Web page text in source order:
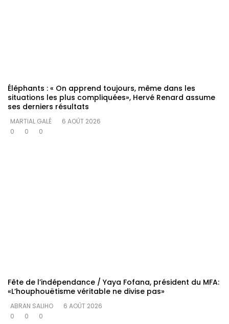
Éléphants : « On apprend toujours, même dans les
situations les plus compliquées», Hervé Renard assume
ses derniers résultats
MARTIAL GALÉ
6 AOÛT 2026
0
0 0
Fête de l’indépendance / Yaya Fofana, président du MFA:
«L’houphouëtisme véritable ne divise pas»
ABRAN SALIHO
6 AOÛT 2026
0
0 0